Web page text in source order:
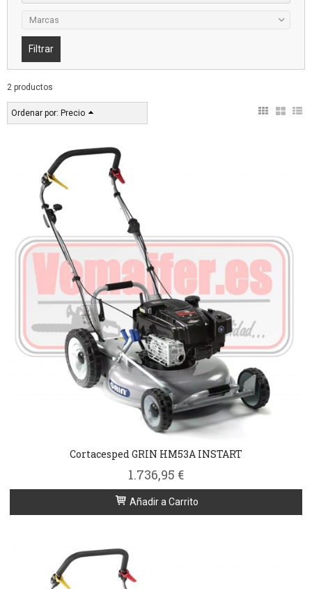
Marcas
2 productos
Ordenar por: Precio
Cortacesped GRIN HM53A INSTART
1.736,95 €
Añadir a Carrito